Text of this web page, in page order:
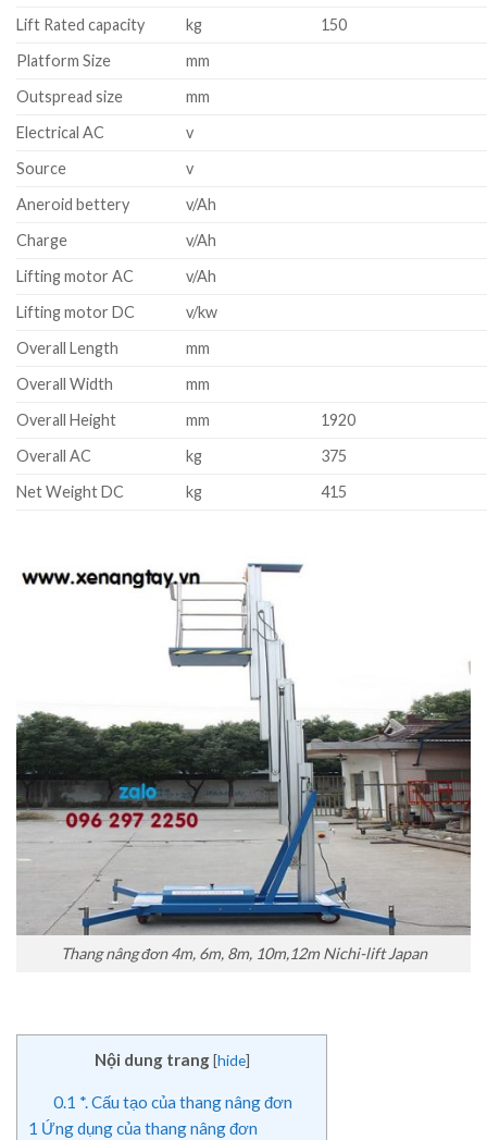
Lift Rated capacity
kg
150
Platform Size
mm
Outspread size
mm
Electrical AC
v
Source
v
Aneroid bettery
v/Ah
Charge
v/Ah
Lifting motor AC
v/Ah
Lifting motor DC
v/kw
Overall Length
mm
Overall Width
mm
Overall Height
mm
1920
Overall AC
kg
375
Net Weight DC
kg 415
Thang nâng đơn 4m, 6m, 8m, 10m,12m Nichi-lift Japan
Nội dung trang [hide]
0.1 *. Cấu tạo của thang nâng đơn
1 Ứng dụng của thang nâng đơn